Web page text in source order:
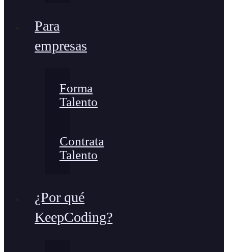
Para
empresas
Forma
Talento
Contrata
Talento
¿Por qué
KeepCoding?